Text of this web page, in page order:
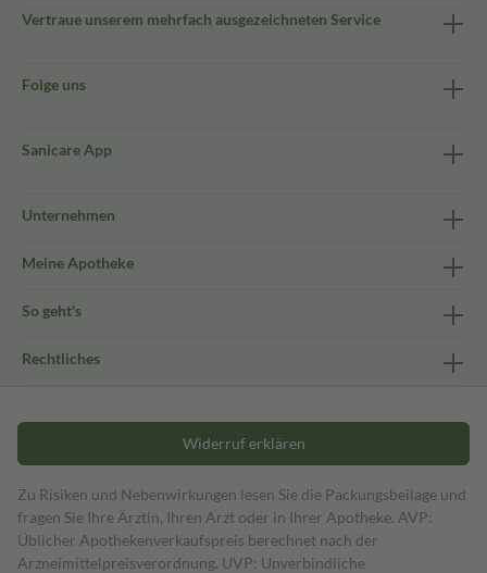
Vertraue unserem mehrfach ausgezeichneten Service
Folge uns
Sanicare App
Unternehmen
Meine Apotheke
So geht's
Rechtliches
Widerruf erklären
Zu Risiken und Nebenwirkungen lesen Sie die Packungsbeilage und
fragen Sie Ihre Ärztin, Ihren Arzt oder in Ihrer Apotheke. AVP:
Üblicher Apothekenverkaufspreis berechnet nach der
Arzneimittelpreisverordnung. UVP: Unverbindliche